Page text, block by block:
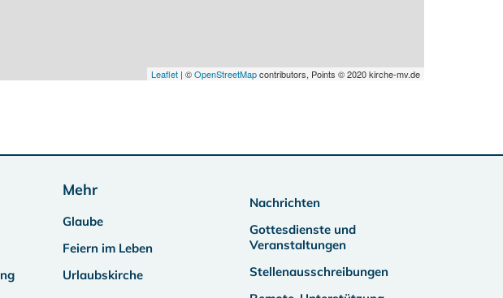
Leaflet | ©OpenStreetMapcontributors, Points © 2020 kirche-mv.de
Mehr
Glaube
Feiern im Leben
Urlaubskirche
Nachrichten
Gottesdienste und
Veranstaltungen
Stellenausschreibungen